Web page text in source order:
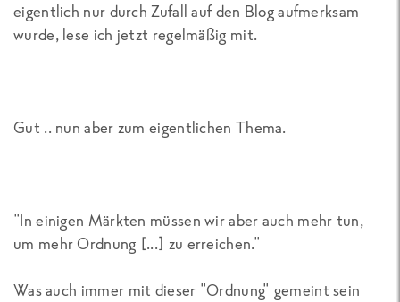
eigentlich nur durch Zufall auf den Blog aufmerksam
wurde, lese ich jetzt regelmäßig mit.
Gut .. nun aber zum eigentlichen Thema.
"In einigen Märkten müssen wir aber auch mehr tun,
um mehr Ordnung [...] zu erreichen."
Was auch immer mit dieser "Ordnung" gemeint sein